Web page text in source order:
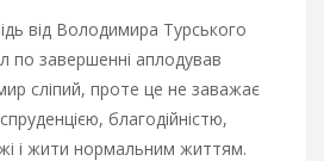
від Володимира Турського
по завершенні аплодував
сліпий, проте це не заважає
благодійністю,
і жити нормальним життям.